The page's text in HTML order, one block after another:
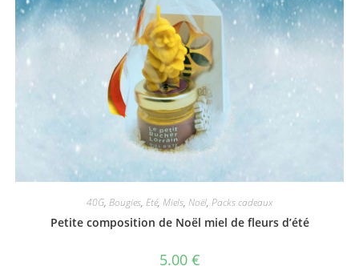
40G, Bougies, Eté, Miels, Noël, Packs cadeaux
Petite composition de Noël miel de fleurs d’été
5.00 €